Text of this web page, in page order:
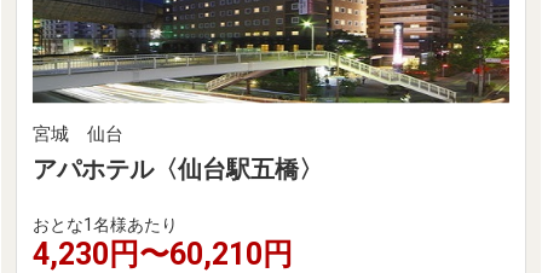
宮城 仙台
アパホテル〈仙台駅五橋〉
おとな1名様あたり
4,230円〜60,210円